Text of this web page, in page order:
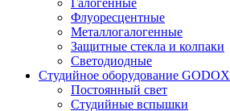
Галогенные
Флуоресцентные
Металлогалогенные
Защитные стекла и колпаки
Светодиодные
Студийное оборудование GODOX
Постоянный свет
Студийные вспышки